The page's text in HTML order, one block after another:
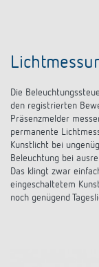
Die
den registrierten
Präsenzmelder
permanente
Kunstlicht bei
Beleuchtung bei
Das klingt zwar
eingeschaltetem
noch genügend